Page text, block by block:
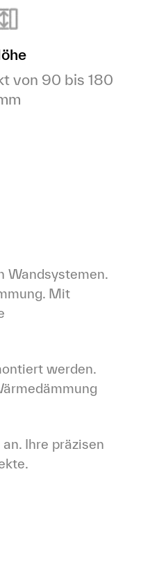
von 90 bis 180
Wandsystemen.
Mit
werden.
Ihre präzisen